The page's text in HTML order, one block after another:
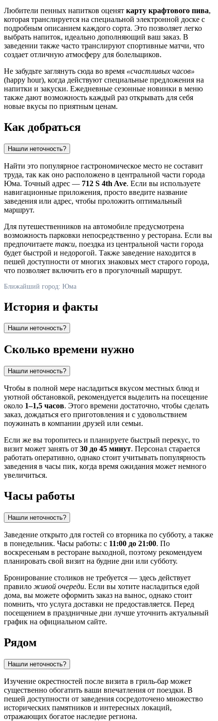
Любители пенных напитков оценят карту крафтового пива,
которая транслируется на специальной электронной доске с
подробным описанием каждого сорта. Это позволяет легко
выбрать напиток, идеально дополняющий ваш заказ. В
заведении также часто транслируют спортивные матчи, что
создает отличную атмосферу для болельщиков.
Не забудьте заглянуть сюда во время «счастливых часов»
(happy hour), когда действуют специальные предложения на
напитки и закуски. Ежедневные сезонные новинки в меню
также дают возможность каждый раз открывать для себя
новые вкусы по приятным ценам.
Как добраться
Нашли неточность?
Найти это популярное гастрономическое место не составит
труда, так как оно расположено в центральной части города
Юма. Точный адрес — 712 S 4th Ave. Если вы используете
навигационные приложения, просто введите название
заведения или адрес, чтобы проложить оптимальный
маршрут.
Для путешественников на автомобиле предусмотрена
возможность парковки непосредственно у ресторана. Если вы
предпочитаете такси, поездка из центральной части города
будет быстрой и недорогой. Также заведение находится в
пешей доступности от многих знаковых мест старого города,
что позволяет включить его в прогулочный маршрут.
Ближайший город: Юма
История и факты
Нашли неточность?
Сколько времени нужно
Нашли неточность?
Чтобы в полной мере насладиться вкусом местных блюд и
уютной обстановкой, рекомендуется выделить на посещение
около 1–1,5 часов. Этого времени достаточно, чтобы сделать
заказ, дождаться его приготовления и с удовольствием
поужинать в компании друзей или семьи.
Если же вы торопитесь и планируете быстрый перекус, то
визит может занять от 30 до 45 минут. Персонал старается
работать оперативно, однако стоит учитывать популярность
заведения в часы пик, когда время ожидания может немного
увеличиться.
Часы работы
Нашли неточность?
Заведение открыто для гостей со вторника по субботу, а также
в понедельник. Часы работы: с 11:00 до 21:00. По
воскресеньям в ресторане выходной, поэтому рекомендуем
планировать свой визит на будние дни или субботу.
Бронирование столиков не требуется — здесь действует
правило живой очереди. Если вы хотите насладиться едой
дома, вы можете оформить заказ на вынос, однако стоит
помнить, что услуга доставки не предоставляется. Перед
посещением в праздничные дни лучше уточнить актуальный
график на официальном сайте.
Рядом
Нашли неточность?
Изучение окрестностей после визита в гриль-бар может
существенно обогатить ваши впечатления от поездки. В
пешей доступности от заведения сосредоточено множество
исторических памятников и интересных локаций,
отражающих богатое наследие региона.